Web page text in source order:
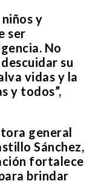
y
ser
No
su
vidas y la
y todos”,
general
Sánchez,
fortalece
brindar